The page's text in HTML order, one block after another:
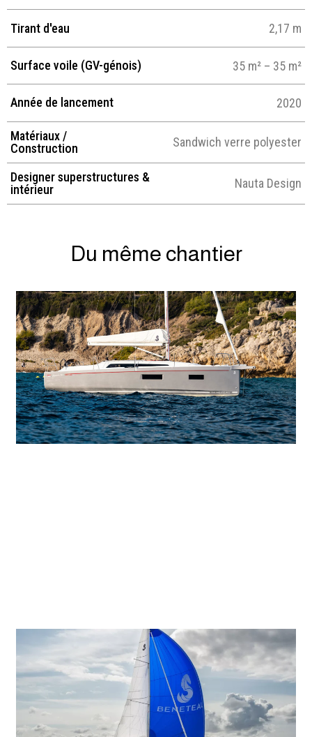
Tirant d'eau 2,17 m
Surface voile (GV-génois) 35 m² – 35 m²
Année de lancement 2020
Matériaux /
Construction
Sandwich verre polyester
Designer superstructures &
intérieur
Nauta Design
Du même chantier